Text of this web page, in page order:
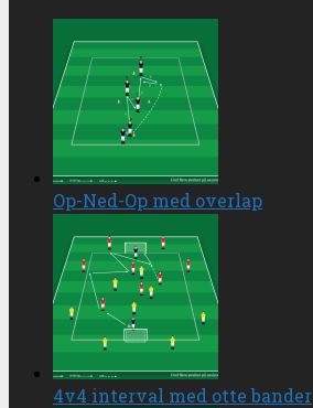
Op-Ned-Op med overlap
4v4 interval med otte bander